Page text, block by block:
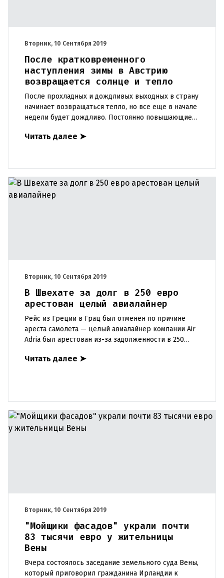
Вторник, 10 Сентября 2019
После кратковременного
наступления зимы в Австрию
возвращается солнце и тепло
После прохладных и дождливых выходных в страну
начинает возвращаться тепло, но все еще в начале
недели будет дождливо. Постоянно повышающиеся
института метеор
Читать далее ➤
Вторник, 10 Сентября 2019
В Швехате за долг в 250 евро
арестован целый авиалайнер
Рейс из Греции в Грац был отменен по причине
ареста самолета — целый авиалайнер компании Air
Adria был арестован из-за задолженности в 250
защиты прав пас
Читать далее ➤
Вторник, 10 Сентября 2019
"Мойщики фасадов" украли почти
83 тысячи евро у жительницы
Вены
Вчера состоялось заседание земельного суда Вены,
который приговорил гражданина Ирландии к